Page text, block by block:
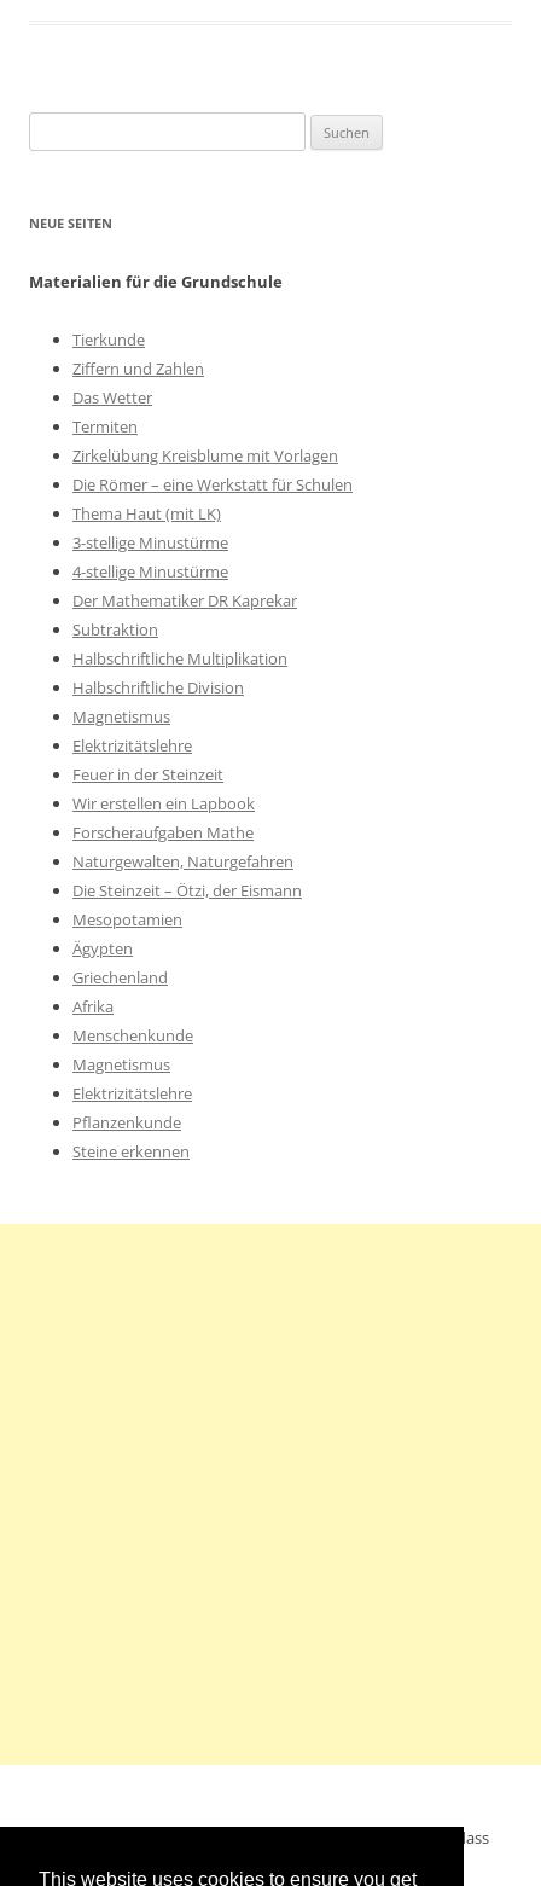
This website uses cookies to ensure you get
nach:
NEUE SEITEN
Materialien für die Grundschule
Tierkunde
Ziffern und Zahlen
Das Wetter
Termiten
Zirkelübung Kreisblume mit Vorlagen
Die Römer – eine Werkstatt für Schulen
Thema Haut (mit LK)
3-stellige Minustürme
4-stellige Minustürme
Der Mathematiker DR Kaprekar
Subtraktion
Halbschriftliche Multiplikation
Halbschriftliche Division
Magnetismus
Elektrizitätslehre
Feuer in der Steinzeit
Wir erstellen ein Lapbook
Forscheraufgaben Mathe
Naturgewalten, Naturgefahren
Die Steinzeit – Ötzi, der Eismann
Mesopotamien
Ägypten
Griechenland
Afrika
Menschenkunde
Magnetismus
Elektrizitätslehre
Pflanzenkunde
Steine erkennen
Mein Wunsch: dass alle Menschen ohne Krieg leben dürfen, dass
alle Menschen den Krieg verurteilen und sich von den